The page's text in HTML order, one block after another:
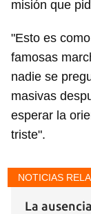
Para poder
misión que
"Esto es
famosas
nadie se
masivas
esperar la
triste".
NOTICIAS
La